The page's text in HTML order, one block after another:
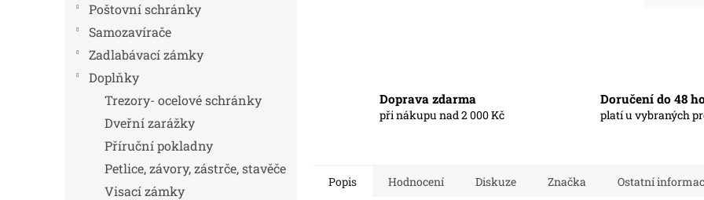
Poštovní schránky
Samozavírače
Zadlabávací zámky
Doplňky
Trezory- ocelové schránky
Dveřní zarážky
Příruční pokladny
Petlice, závory, zástrče, stavěče
Visací zámky
Doprava zdarma
při nákupu nad 2 000 Kč
Doručení do 48
platí u vybraných
Popis Hodnocení Diskuze Značka Ostatní